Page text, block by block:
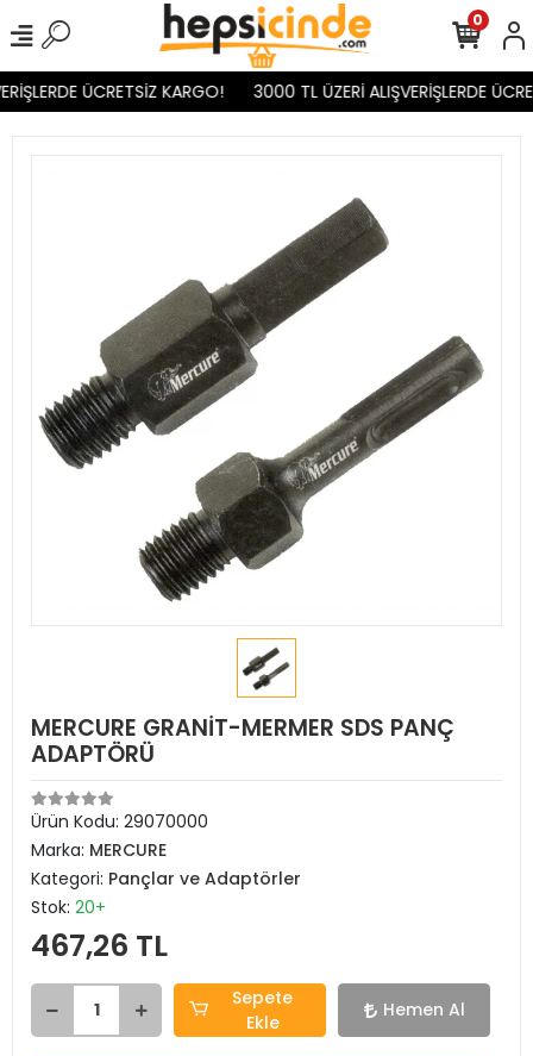
ÜCRETSİZ KARGO! 3000 TL ÜZERİ ALIŞVERİŞLERDE
0
MERCURE GRANİT-MERMER SDS PANÇ
ADAPTÖRÜ
Ürün Kodu: 29070000
Marka: MERCURE
Kategori: Pançlar ve Adaptörler
Stok: 20+
467,26 TL
Sepete
Ekle
Hemen Al